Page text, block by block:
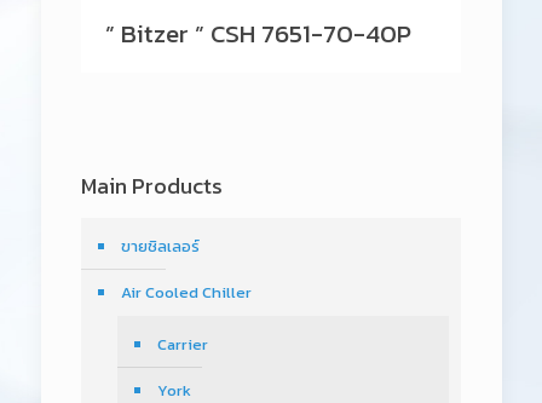
” Bitzer ” CSH 7651-70-40P
Main Products
ขายชิลเลอร์
Air Cooled Chiller
Carrier
York